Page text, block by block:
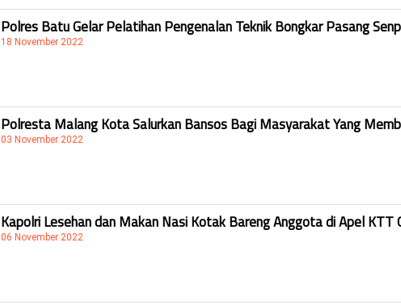
Polres Batu Gelar Pelatihan Pengenalan Teknik Bongkar Pasang
18 November 2022
Polresta Malang Kota Salurkan Bansos Bagi Masyarakat Yang
03 November 2022
Kapolri Lesehan dan Makan Nasi Kotak Bareng Anggota di Apel KTT
06 November 2022